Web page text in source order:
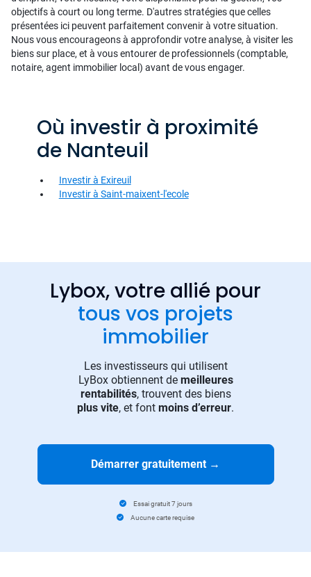
objectifs à court ou long terme. D'autres stratégies que celles
présentées ici peuvent parfaitement convenir à votre situation.
Nous vous encourageons à approfondir votre analyse, à visiter les
biens sur place, et à vous entourer de professionnels (comptable,
notaire, agent immobilier local) avant de vous engager.
Où investir à proximité
de Nanteuil
Investir à Exireuil
Investir à Saint-maixent-l'ecole
Lybox, votre allié pour
tous vos projets
immobilier
Les investisseurs qui utilisent
LyBox obtiennent de meilleures
rentabilités, trouvent des biens
plus vite, et font moins d’erreur.
Démarrer gratuitement →
Essai gratuit 7 jours
Aucune carte requise